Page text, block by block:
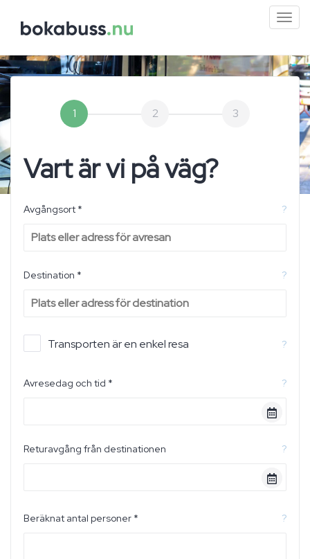
1 2 3
Vart är vi på väg?
Avgångsort * ?
Destination * ?
Transporten är en enkel resa ?
Avresedag och tid * ?
Returavgång från destinationen ?
Beräknat antal personer * ?